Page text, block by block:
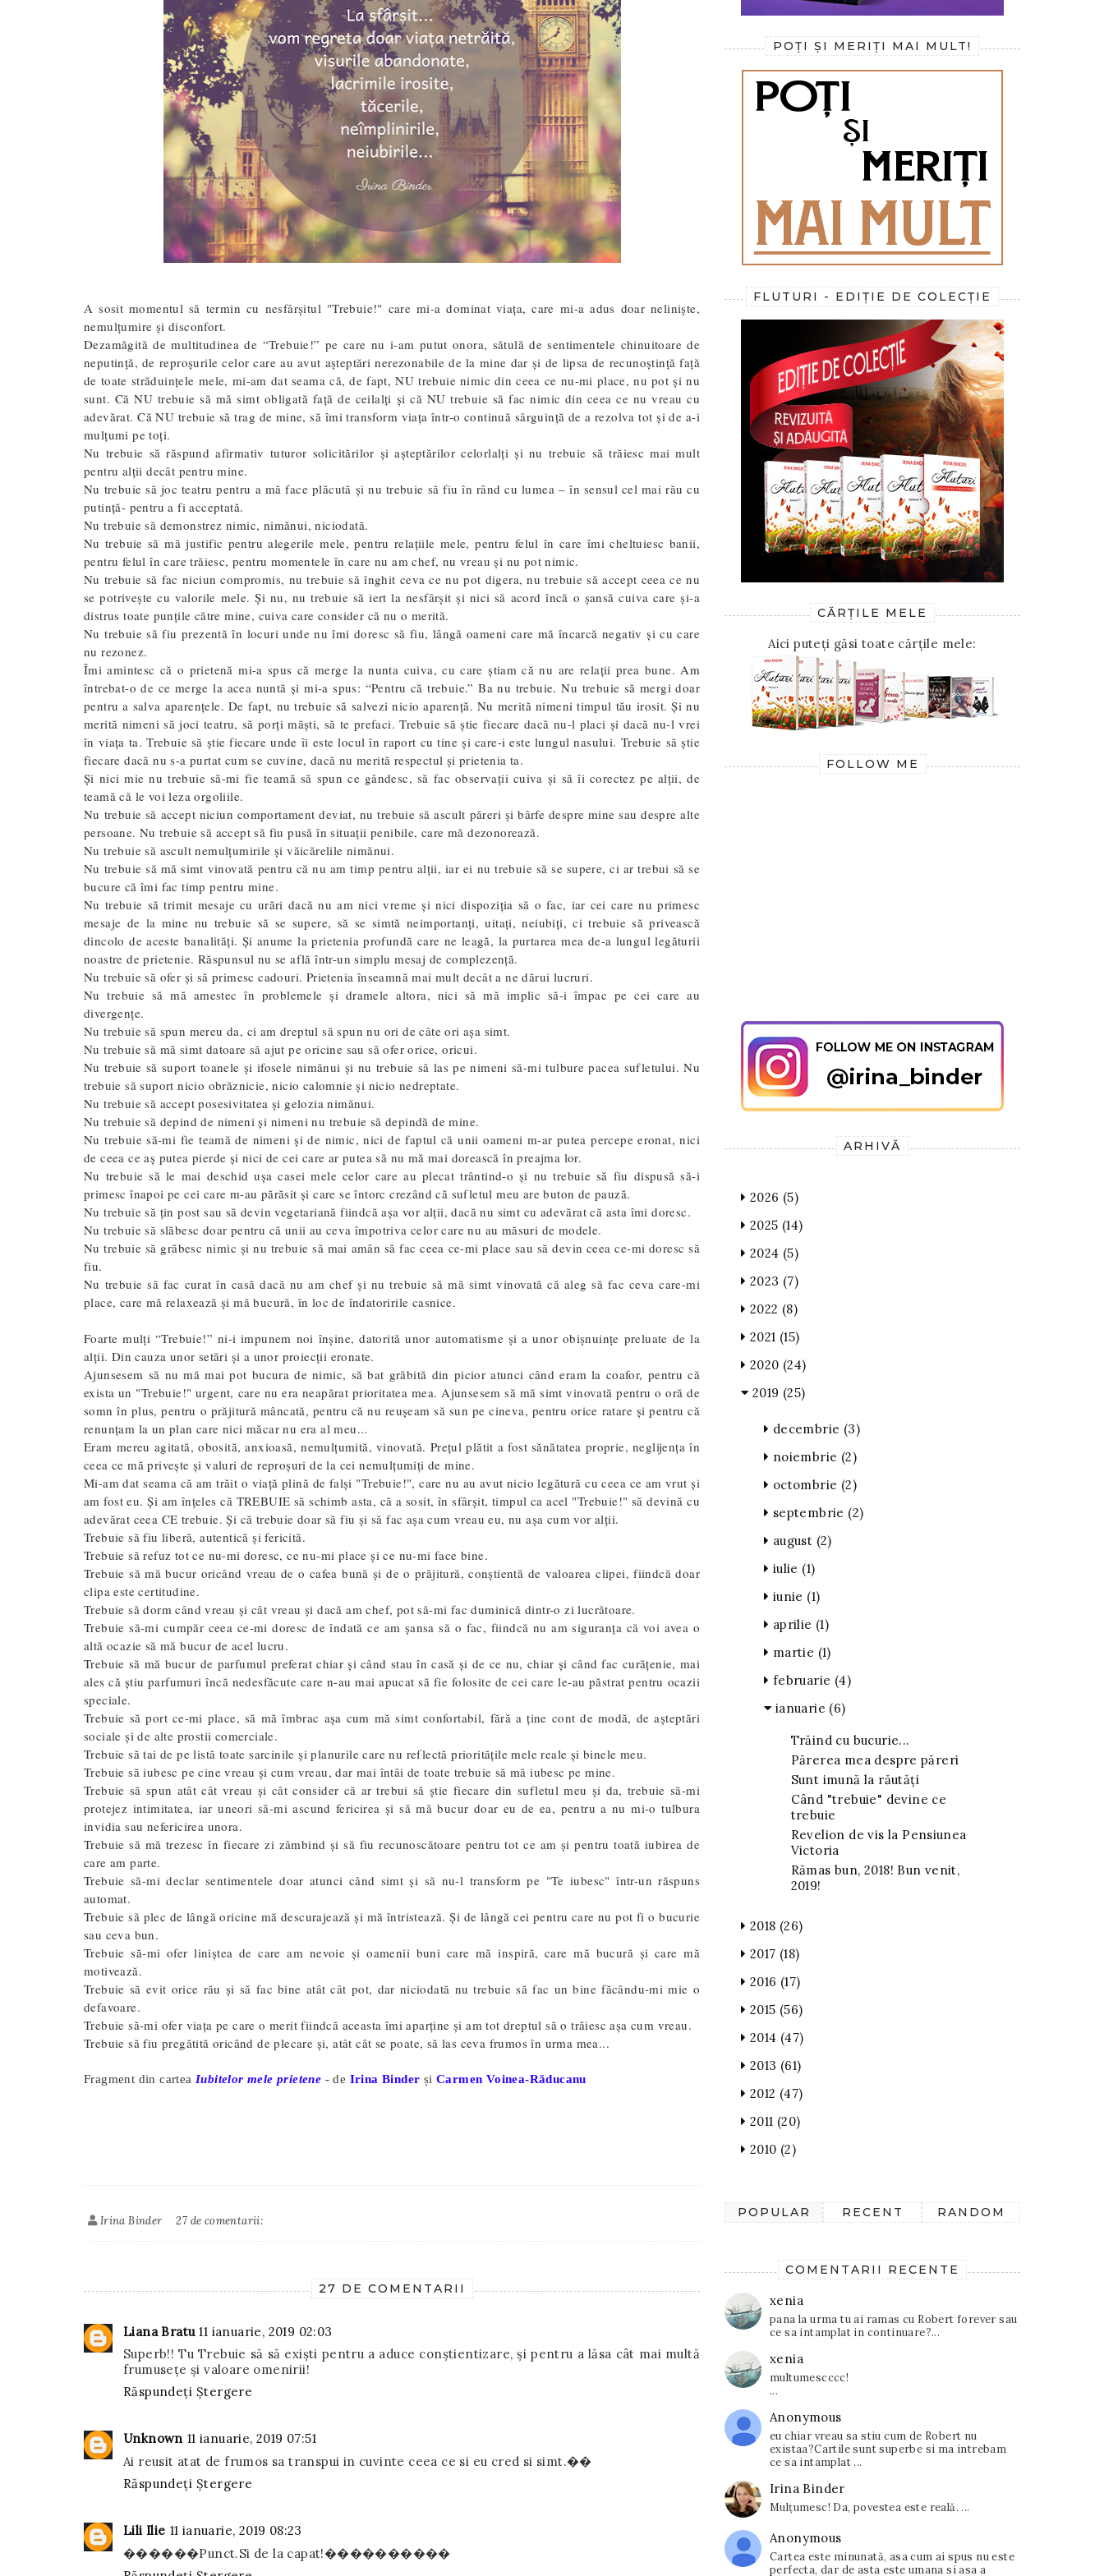
A sosit momentul să termin cu nesfârșitul "Trebuie!" care mi-a dominat viața, care mi-a adus doar neliniște,
nemulțumire și disconfort.
Dezamăgită de multitudinea de “Trebuie!” pe care nu i-am putut onora, sătulă de sentimentele chinuitoare de
neputință, de reproșurile celor care au avut așteptări nerezonabile de la mine dar și de lipsa de recunoștință față
de toate străduințele mele, mi-am dat seama că, de fapt, NU trebuie nimic din ceea ce nu-mi place, nu pot și nu
sunt. Că NU trebuie să mă simt obligată față de ceilalți și că NU trebuie să fac nimic din ceea ce nu vreau cu
adevărat. Că NU trebuie să trag de mine, să îmi transform viața într-o continuă sârguință de a rezolva tot și de a-i
mulțumi pe toți.
Nu trebuie să răspund afirmativ tuturor solicitărilor și așteptărilor celorlalți și nu trebuie să trăiesc mai mult
pentru alții decât pentru mine.
Nu trebuie să joc teatru pentru a mă face plăcută și nu trebuie să fiu în rând cu lumea – în sensul cel mai rău cu
putință- pentru a fi acceptată.
Nu trebuie să demonstrez nimic, nimănui, niciodată.
Nu trebuie să mă justific pentru alegerile mele, pentru relațiile mele, pentru felul în care îmi cheltuiesc banii,
pentru felul în care trăiesc, pentru momentele în care nu am chef, nu vreau și nu pot nimic.
Nu trebuie să fac niciun compromis, nu trebuie să înghit ceva ce nu pot digera, nu trebuie să accept ceea ce nu
se potrivește cu valorile mele. Și nu, nu trebuie să iert la nesfârșit și nici să acord încă o șansă cuiva care și-a
distrus toate punțile către mine, cuiva care consider că nu o merită.
Nu trebuie să fiu prezentă în locuri unde nu îmi doresc să fiu, lângă oameni care mă încarcă negativ și cu care
nu rezonez.
Îmi amintesc că o prietenă mi-a spus că merge la nunta cuiva, cu care știam că nu are relații prea bune. Am
întrebat-o de ce merge la acea nuntă și mi-a spus: “Pentru că trebuie.” Ba nu trebuie. Nu trebuie să mergi doar
pentru a salva aparențele. De fapt, nu trebuie să salvezi nicio aparență. Nu merită nimeni timpul tău irosit. Și nu
merită nimeni să joci teatru, să porți măști, să te prefaci. Trebuie să știe fiecare dacă nu-l placi și dacă nu-l vrei
în viața ta. Trebuie să știe fiecare unde îi este locul în raport cu tine și care-i este lungul nasului. Trebuie să știe
fiecare dacă nu s-a purtat cum se cuvine, dacă nu merită respectul și prietenia ta.
Și nici mie nu trebuie să-mi fie teamă să spun ce gândesc, să fac observații cuiva și să îi corectez pe alții, de
teamă că le voi leza orgoliile.
Nu trebuie să accept niciun comportament deviat, nu trebuie să ascult păreri și bârfe despre mine sau despre alte
persoane. Nu trebuie să accept să fiu pusă în situații penibile, care mă dezonorează.
Nu trebuie să ascult nemulțumirile și văicărelile nimănui.
Nu trebuie să mă simt vinovată pentru că nu am timp pentru alții, iar ei nu trebuie să se supere, ci ar trebui să se
bucure că îmi fac timp pentru mine.
Nu trebuie să trimit mesaje cu urări dacă nu am nici vreme și nici dispoziția să o fac, iar cei care nu primesc
mesaje de la mine nu trebuie să se supere, să se simtă neimportanți, uitați, neiubiți, ci trebuie să privească
dincolo de aceste banalități. Și anume la prietenia profundă care ne leagă, la purtarea mea de-a lungul legăturii
noastre de prietenie. Răspunsul nu se află într-un simplu mesaj de complezență.
Nu trebuie să ofer și să primesc cadouri. Prietenia înseamnă mai mult decât a ne dărui lucruri.
Nu trebuie să mă amestec în problemele și dramele altora, nici să mă implic să-i împac pe cei care au
divergențe.
Nu trebuie să spun mereu da, ci am dreptul să spun nu ori de câte ori așa simt.
Nu trebuie să mă simt datoare să ajut pe oricine sau să ofer orice, oricui.
Nu trebuie să suport toanele și ifosele nimănui și nu trebuie să las pe nimeni să-mi tulbure pacea sufletului. Nu
trebuie să suport nicio obrăznicie, nicio calomnie și nicio nedreptate.
Nu trebuie să accept posesivitatea și gelozia nimănui.
Nu trebuie să depind de nimeni și nimeni nu trebuie să depindă de mine.
Nu trebuie să-mi fie teamă de nimeni și de nimic, nici de faptul că unii oameni m-ar putea percepe eronat, nici
de ceea ce aș putea pierde și nici de cei care ar putea să nu mă mai dorească în preajma lor.
Nu trebuie să le mai deschid ușa casei mele celor care au plecat trântind-o și nu trebuie să fiu dispusă să-i
primesc înapoi pe cei care m-au părăsit și care se întorc crezând că sufletul meu are buton de pauză.
Nu trebuie să țin post sau să devin vegetariană fiindcă așa vor alții, dacă nu simt cu adevărat că asta îmi doresc.
Nu trebuie să slăbesc doar pentru că unii au ceva împotriva celor care nu au măsuri de modele.
Nu trebuie să grăbesc nimic și nu trebuie să mai amân să fac ceea ce-mi place sau să devin ceea ce-mi doresc să
fiu.
Nu trebuie să fac curat în casă dacă nu am chef și nu trebuie să mă simt vinovată că aleg să fac ceva care-mi
place, care mă relaxează și mă bucură, în loc de îndatoririle casnice.
Foarte mulți “Trebuie!” ni-i impunem noi înșine, datorită unor automatisme și a unor obișnuințe preluate de la
alții. Din cauza unor setări și a unor proiecții eronate.
Ajunsesem să nu mă mai pot bucura de nimic, să bat grăbită din picior atunci când eram la coafor, pentru că
exista un "Trebuie!" urgent, care nu era neapărat prioritatea mea. Ajunsesem să mă simt vinovată pentru o oră de
somn în plus, pentru o prăjitură mâncată, pentru că nu reușeam să sun pe cineva, pentru orice ratare și pentru că
renunțam la un plan care nici măcar nu era al meu...
Eram mereu agitată, obosită, anxioasă, nemulțumită, vinovată. Prețul plătit a fost sănătatea proprie, neglijența în
ceea ce mă privește și valuri de reproșuri de la cei nemulțumiți de mine.
Mi-am dat seama că am trăit o viață plină de falși "Trebuie!", care nu au avut nicio legătură cu ceea ce am vrut și
am fost eu. Și am înțeles că TREBUIE să schimb asta, că a sosit, în sfârșit, timpul ca acel "Trebuie!" să devină cu
adevărat ceea CE trebuie. Și că trebuie doar să fiu și să fac așa cum vreau eu, nu așa cum vor alții.
Trebuie să fiu liberă, autentică și fericită.
Trebuie să refuz tot ce nu-mi doresc, ce nu-mi place și ce nu-mi face bine.
Trebuie să mă bucur oricând vreau de o cafea bună și de o prăjitură, conștientă de valoarea clipei, fiindcă doar
clipa este certitudine.
Trebuie să dorm când vreau și cât vreau și dacă am chef, pot să-mi fac duminică dintr-o zi lucrătoare.
Trebuie să-mi cumpăr ceea ce-mi doresc de îndată ce am șansa să o fac, fiindcă nu am siguranța că voi avea o
altă ocazie să mă bucur de acel lucru.
Trebuie să mă bucur de parfumul preferat chiar și când stau în casă și de ce nu, chiar și când fac curățenie, mai
ales că știu parfumuri încă nedesfăcute care n-au mai apucat să fie folosite de cei care le-au păstrat pentru ocazii
speciale.
Trebuie să port ce-mi place, să mă îmbrac așa cum mă simt confortabil, fără a ține cont de modă, de așteptări
sociale și de alte prostii comerciale.
Trebuie să tai de pe listă toate sarcinile și planurile care nu reflectă prioritățile mele reale și binele meu.
Trebuie să iubesc pe cine vreau și cum vreau, dar mai întâi de toate trebuie să mă iubesc pe mine.
Trebuie să spun atât cât vreau și cât consider că ar trebui să știe fiecare din sufletul meu și da, trebuie să-mi
protejez intimitatea, iar uneori să-mi ascund fericirea și să mă bucur doar eu de ea, pentru a nu mi-o tulbura
invidia sau nefericirea unora.
Trebuie să mă trezesc în fiecare zi zâmbind și să fiu recunoscătoare pentru tot ce am și pentru toată iubirea de
care am parte.
Trebuie să-mi declar sentimentele doar atunci când simt și să nu-l transform pe "Te iubesc" într-un răspuns
automat.
Trebuie să plec de lângă oricine mă descurajează și mă întristează. Și de lângă cei pentru care nu pot fi o bucurie
sau ceva bun.
Trebuie să-mi ofer liniștea de care am nevoie și oamenii buni care mă inspiră, care mă bucură și care mă
motivează.
Trebuie să evit orice rău și să fac bine atât cât pot, dar niciodată nu trebuie să fac un bine făcându-mi mie o
defavoare.
Trebuie să-mi ofer viața pe care o merit fiindcă aceasta îmi aparține și am tot dreptul să o trăiesc așa cum vreau.
Trebuie să fiu pregătită oricând de plecare și, atât cât se poate, să las ceva frumos în urma mea...
Fragment din cartea Iubitelor mele prietene - de Irina Binder șiCarmen Voinea-Răducanu
Irina Binder 27 de comentarii:
27 DE COMENTARII
Liana Bratu 11 ianuarie, 2019 02:03
Superb!! Tu Trebuie să să exiști pentru a aduce conștientizare, și pentru a lăsa cât mai multă
frumusețe și valoare omenirii!
Răspundeți Ștergere
Unknown 11 ianuarie, 2019 07:51
Ai reusit atat de frumos sa transpui in cuvinte ceea ce si eu cred si simt.��
Răspundeți Ștergere
Lili Ilie 11 ianuarie, 2019 08:23
������Punct.Si de la capat!����������
POȚI ȘI MERIȚI MAI MULT!
FLUTURI - EDIȚIE DE COLECȚIE
CĂRȚILE MELE
Aici puteți găsi toate cărțile mele:
FOLLOW ME
ARHIVĂ
2026 (5)
2025 (14)
2024 (5)
2023 (7)
2022 (8)
2021 (15)
2020 (24)
2019 (25)
decembrie (3)
noiembrie (2)
octombrie (2)
septembrie (2)
august (2)
iulie (1)
iunie (1)
aprilie (1)
martie (1)
februarie (4)
ianuarie (6)
Trăind cu bucurie...
Părerea mea despre păreri
Sunt imună la răutăți
Când "trebuie" devine ce
trebuie
Revelion de vis la Pensiunea
Victoria
Rămas bun, 2018! Bun venit,
2019!
2018 (26)
2017 (18)
2016 (17)
2015 (56)
2014 (47)
2013 (61)
2012 (47)
2011 (20)
2010 (2)
POPULAR RECENT RANDOM
COMENTARII RECENTE
xenia
pana la urma tu ai ramas cu Robert forever sau
ce sa intamplat in continuare?...
xenia
multumescccc!
...
Anonymous
eu chiar vreau sa stiu cum de Robert nu
existaa?Cartile sunt superbe si ma intrebam
ce sa intamplat ...
Irina Binder
Mulțumesc! Da, povestea este reală. ...
Anonymous
Cartea este minunată, asa cum ai spus nu este
perfecta, dar de asta este umana si asa a